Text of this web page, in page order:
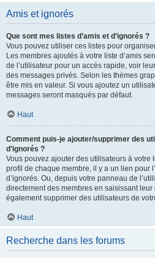
Amis et ignorés
Que sont mes listes d’amis et d’ignorés ?
Vous pouvez utiliser ces listes pour
Les membres ajoutés à votre liste d’amis
de l’utilisateur pour un accès rapide, voir
des messages privés. Selon les thèmes
être mis en valeur. Si vous ajoutez un
messages seront masqués par défaut.
Haut
Comment puis-je ajouter/supprimer des
d’ignorés ?
Vous pouvez ajouter des utilisateurs à votre
profil de chaque membre, il y a un lien pour
d’ignorés. Ou, depuis votre panneau de
directement des membres en saisissant leur
également supprimer des utilisateurs de
Haut
Recherche dans les forums